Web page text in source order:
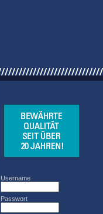
Username
Passwort